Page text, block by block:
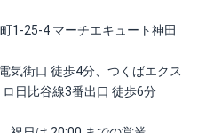
1-25-4 マーチエキュート神田
気街口 徒歩4分、つくばエクス
日比谷線3番出口 徒歩6分